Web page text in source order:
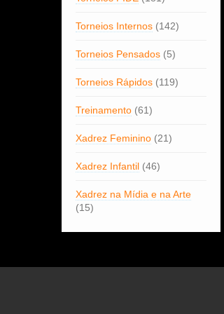
Torneios Internos(142)
Torneios Pensados(5)
Torneios Rápidos(119)
Treinamento(61)
Xadrez Feminino(21)
Xadrez Infantil(46)
Xadrez na Mídia e na Arte
(15)